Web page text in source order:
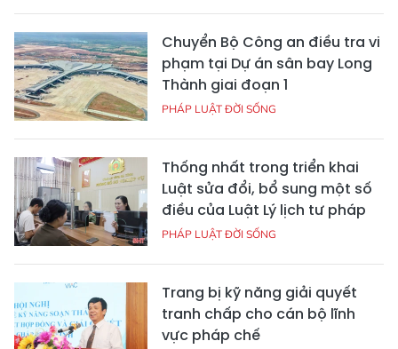
Chuyển Bộ Công an điều tra vi
phạm tại Dự án sân bay Long
Thành giai đoạn 1
PHÁP LUẬT ĐỜI SỐNG
Thống nhất trong triển khai
Luật sửa đổi, bổ sung một số
điều của Luật Lý lịch tư pháp
PHÁP LUẬT ĐỜI SỐNG
Trang bị kỹ năng giải quyết
tranh chấp cho cán bộ lĩnh
vực pháp chế